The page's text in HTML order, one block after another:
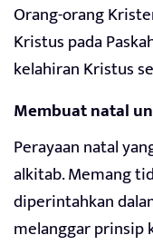
Orang-orang
Kristus pada
kelahiran Kristus
Membuat natal
Perayaan natal
alkitab. Memang
diperintahkan
melanggar prinsip